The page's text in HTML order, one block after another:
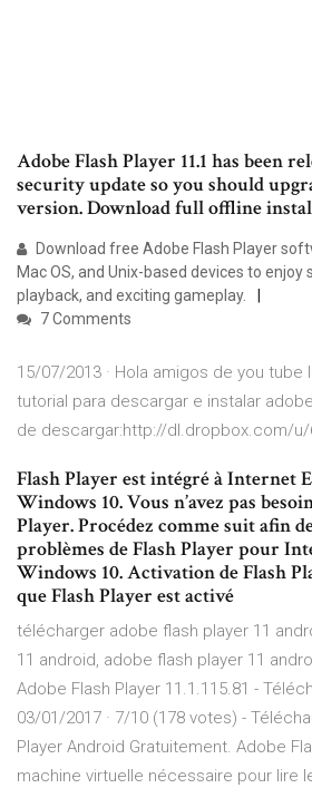
Adobe Flash Player 11.1 has been
security update so you should
version. Download full offline
Download free Adobe Flash Player
Mac OS, and Unix-based devices to
playback, and exciting gameplay.
7 Comments
15/07/2013 · Hola amigos de you tube
tutorial para descargar e instalar
de descargar:http://dl.dropbox.com/u/
Flash Player est intégré à Internet
Windows 10. Vous n’avez pas
Player. Procédez comme suit afin
problèmes de Flash Player pour
Windows 10. Activation de Flash
que Flash Player est activé
télécharger adobe flash player 11
11 android, adobe flash player 11
Adobe Flash Player 11.1.115.81 -
03/01/2017 · 7/10 (178 votes) -
Player Android Gratuitement. Adobe
machine virtuelle nécessaire pour lire